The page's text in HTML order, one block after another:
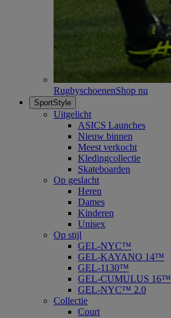
RugbyschoenenShop nu
SportStyle
Uitgelicht
ASICS Launches
Nieuw binnen
Meest verkocht
Kledingcollectie
Skateboarden
Op geslacht
Heren
Dames
Kinderen
Unisex
Op stijl
GEL-NYC™
GEL-KAYANO 14™
GEL-1130™
GEL-CUMULUS 16™
GEL-NYC™ 2.0
Collectie
Court